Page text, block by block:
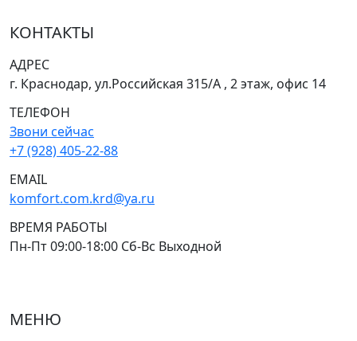
КОНТАКТЫ
АДРЕС
г. Краснодар, ул.Российская 315/А , 2 этаж, офис 14
ТЕЛЕФОН
Звони сейчас
+7 (928) 405-22-88
EMAIL
komfort.com.krd@ya.ru
ВРЕМЯ РАБОТЫ
Пн-Пт 09:00-18:00 Сб-Вс Выходной
МЕНЮ